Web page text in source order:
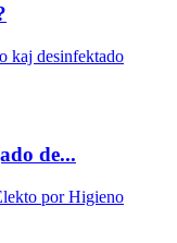
de...